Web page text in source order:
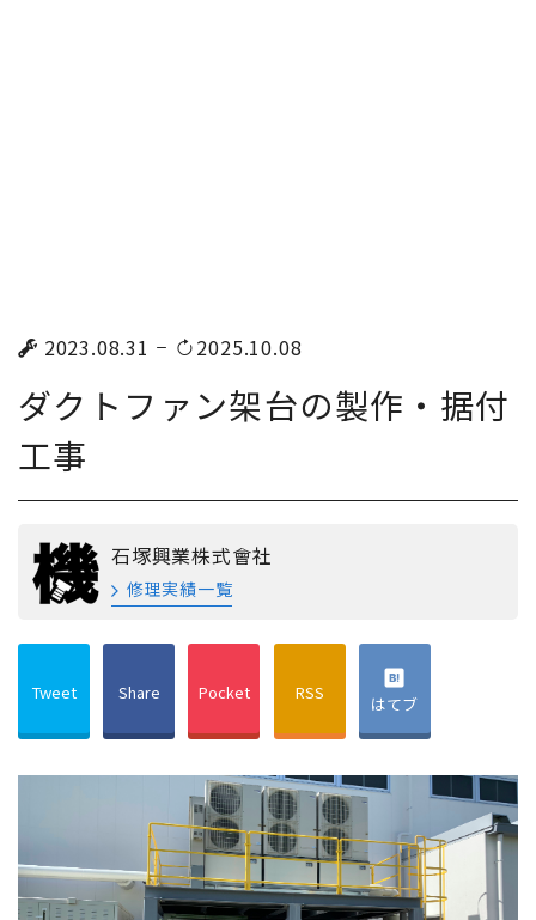
2023.08.31 2025.10.08
ダクトファン架台の製作・据付
工事
石塚興業株式會社
修理実績一覧
Tweet Share Pocket RSS はてブ